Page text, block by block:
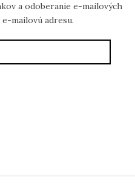
a odoberanie e-mailových
mailovú adresu.